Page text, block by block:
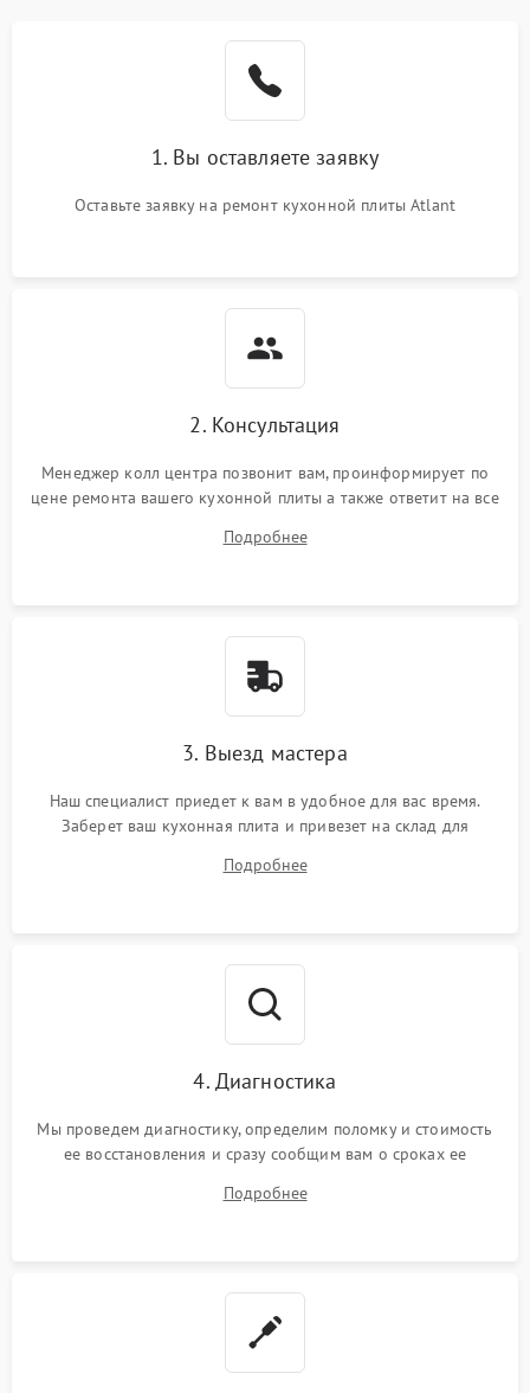
1. Вы оставляете заявку
Оставьте заявку на ремонт кухонной плиты Atlant
2. Консультация
Менеджер колл центра позвонит вам, проинформирует по
цене ремонта вашего кухонной плиты а также ответит на все
Подробнее
3. Выезд мастера
Наш специалист приедет к вам в удобное для вас время.
Заберет ваш кухонная плита и привезет на склад для
Подробнее
4. Диагностика
Мы проведем диагностику, определим поломку и стоимость
ее восстановления и сразу сообщим вам о сроках ее
Подробнее